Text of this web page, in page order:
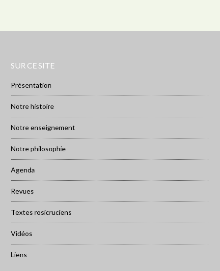
SUR CE SITE
Présentation
Notre histoire
Notre enseignement
Notre philosophie
Agenda
Revues
Textes rosicruciens
Vidéos
Liens